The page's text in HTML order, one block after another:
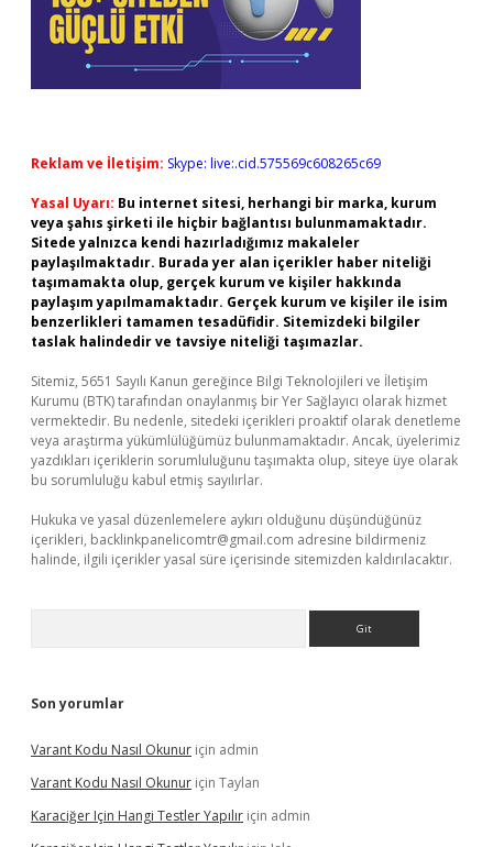
Reklam ve İletişim: Skype: live:.cid.575569c608265c69
Yasal Uyarı: Bu internet sitesi, herhangi bir marka, kurum
veya şahıs şirketi ile hiçbir bağlantısı bulunmamaktadır.
Sitede yalnızca kendi hazırladığımız makaleler
paylaşılmaktadır. Burada yer alan içerikler haber niteliği
taşımamakta olup, gerçek kurum ve kişiler hakkında
paylaşım yapılmamaktadır. Gerçek kurum ve kişiler ile isim
benzerlikleri tamamen tesadüfidir. Sitemizdeki bilgiler
taslak halindedir ve tavsiye niteliği taşımazlar.
Sitemiz, 5651 Sayılı Kanun gereğince Bilgi Teknolojileri ve İletişim
Kurumu (BTK) tarafından onaylanmış bir Yer Sağlayıcı olarak hizmet
vermektedir. Bu nedenle, sitedeki içerikleri proaktif olarak denetleme
veya araştırma yükümlülüğümüz bulunmamaktadır. Ancak, üyelerimiz
yazdıkları içeriklerin sorumluluğunu taşımakta olup, siteye üye olarak
bu sorumluluğu kabul etmiş sayılırlar.
Hukuka ve yasal düzenlemelere aykırı olduğunu düşündüğünüz
içerikleri, backlinkpanelicomtr@gmail.com adresine bildirmeniz
halinde, ilgili içerikler yasal süre içerisinde sitemizden kaldırılacaktır.
Son yorumlar
Varant Kodu Nasıl Okunur için admin
Varant Kodu Nasıl Okunur için Taylan
Karaciğer Için Hangi Testler Yapılır için admin